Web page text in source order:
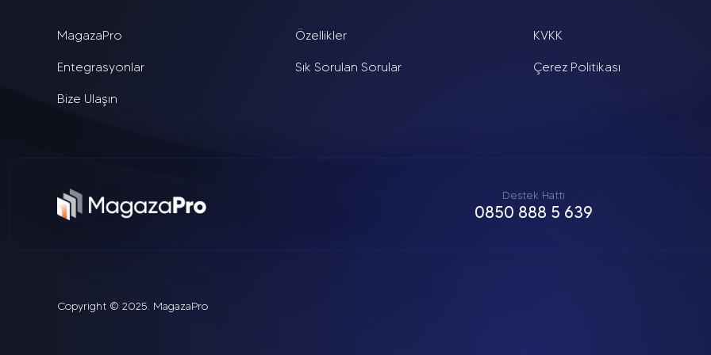
MagazaPro Özellikler
Entegrasyonlar Sık Sorulan Sorular
Bize Ulaşın
KVKK
Çerez Politikası
Destek Hattı
0850 888 5 639
Copyright © 2025. MagazaPro